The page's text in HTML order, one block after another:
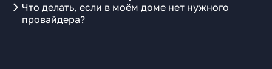
Что делать, если в моём доме нет нужного
провайдера?